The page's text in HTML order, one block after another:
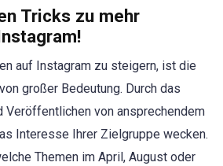
Tricks zu mehr
auf Instagram zu steigern, ist die
großer Bedeutung. Durch das
Veröffentlichen von ansprechendem
Interesse Ihrer Zielgruppe wecken.
Themen im April, August oder